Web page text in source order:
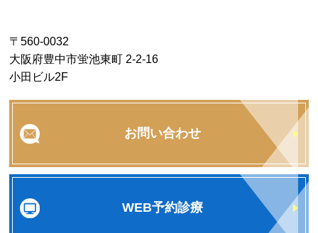
〒560-0032
大阪府豊中市蛍池東町 2-2-16
小田ビル2F
お問い合わせ
WEB予約診療